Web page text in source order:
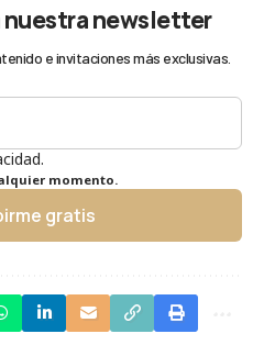
nuestra newsletter
e invitaciones más exclusivas.
momento.
gratis